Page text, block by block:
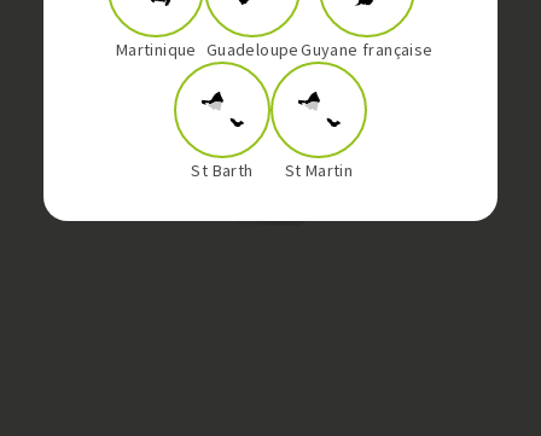
Martinique GuadeloupeGuyane française
St Barth St Martin